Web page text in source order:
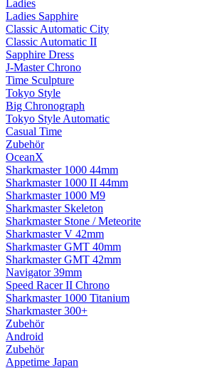
Ladies
Ladies Sapphire
Classic Automatic City
Classic Automatic II
Sapphire Dress
J-Master Chrono
Time Sculpture
Tokyo Style
Big Chronograph
Tokyo Style Automatic
Casual Time
Zubehör
OceanX
Sharkmaster 1000 44mm
Sharkmaster 1000 II 44mm
Sharkmaster 1000 M9
Sharkmaster Skeleton
Sharkmaster Stone / Meteorite
Sharkmaster V 42mm
Sharkmaster GMT 40mm
Sharkmaster GMT 42mm
Navigator 39mm
Speed Racer II Chrono
Sharkmaster 1000 Titanium
Sharkmaster 300+
Zubehör
Android
Zubehör
Appetime Japan